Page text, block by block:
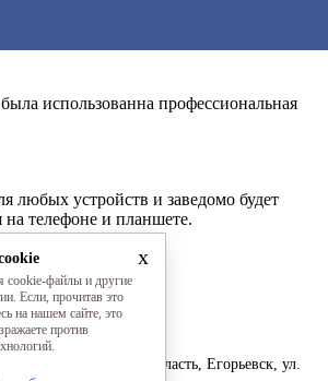
использованна профессиональная
любых устройств и заведомо будет
на телефоне и планшете.
заказчиком
Московская область, Егорьевск, ул.
x
cookie-файлы и другие
Если, прочитав это
на нашем сайте, это
против